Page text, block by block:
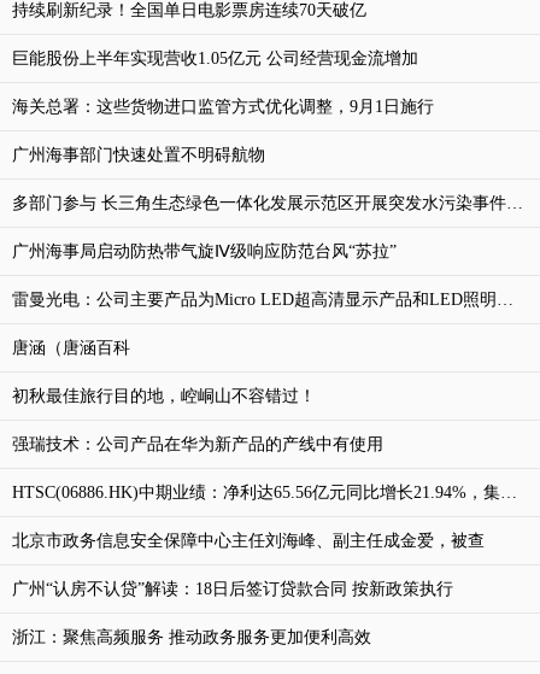
持续刷新纪录！全国单日电影票房连续70天破亿
巨能股份上半年实现营收1.05亿元 公司经营现金流增加
海关总署：这些货物进口监管方式优化调整，9月1日施行
广州海事部门快速处置不明碍航物
多部门参与 长三角生态绿色一体化发展示范区开展突发水污染事件应急演练
广州海事局启动防热带气旋Ⅳ级响应防范台风“苏拉”
雷曼光电：公司主要产品为Micro LED超高清显示产品和LED照明产品，未有产品应用于华为手机
唐涵（唐涵百科
初秋最佳旅行目的地，崆峒山不容错过！
强瑞技术：公司产品在华为新产品的产线中有使用
HTSC(06886.HK)中期业绩：净利达65.56亿元同比增长21.94%，集团投资业务收益增长
北京市政务信息安全保障中心主任刘海峰、副主任成金爱，被查
广州“认房不认贷”解读：18日后签订贷款合同 按新政策执行
浙江：聚焦高频服务 推动政务服务更加便利高效